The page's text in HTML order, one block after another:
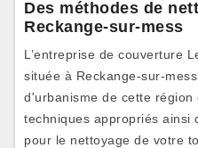
Des méthodes de
Reckange-sur-mess
L’entreprise de couverture
située à Reckange-sur-
d'urbanisme de cette
techniques appropriés ainsi
pour le nettoyage de votre